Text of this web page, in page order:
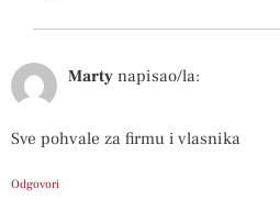
Marty napisao/la:
Sve pohvale za firmu i vlasnika
Odgovori